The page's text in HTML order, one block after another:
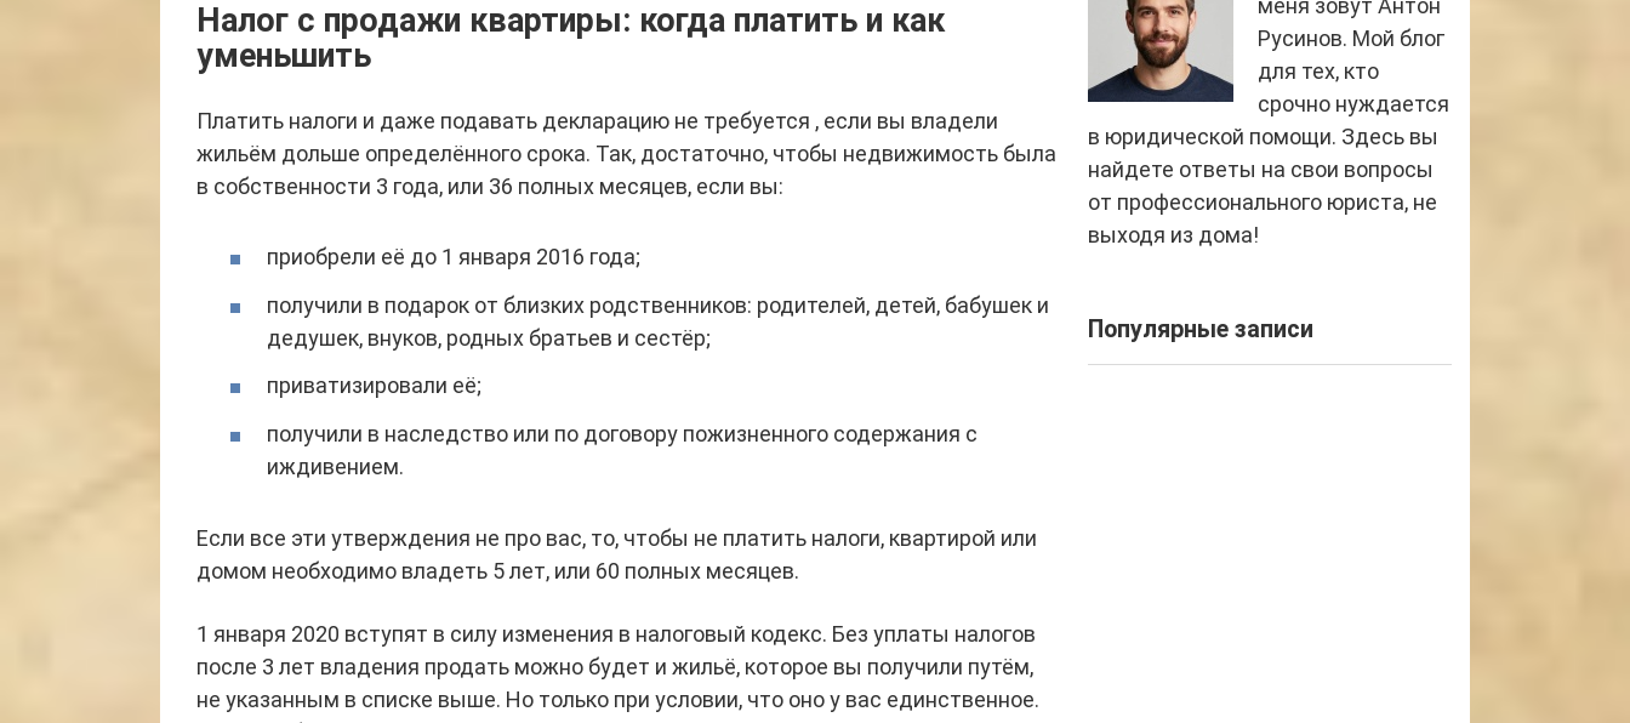
Налог с продажи квартиры: когда платить и как
уменьшить
Платить налоги и даже подавать декларацию не требуется , если вы владели
жильём дольше определённого срока. Так, достаточно, чтобы недвижимость была
в собственности 3 года, или 36 полных месяцев, если вы:
приобрели её до 1 января 2016 года;
получили в подарок от близких родственников: родителей, детей, бабушек и
дедушек, внуков, родных братьев и сестёр;
приватизировали её;
получили в наследство или по договору пожизненного содержания с
иждивением.
Если все эти утверждения не про вас, то, чтобы не платить налоги, квартирой или
домом необходимо владеть 5 лет, или 60 полных месяцев.
1 января 2020 вступят в силу изменения в налоговый кодекс. Без уплаты налогов
после 3 лет владения продать можно будет и жильё, которое вы получили путём,
не указанным в списке выше. Но только при условии, что оно у вас единственное.
меня зовут Антон
Русинов. Мой блог
для тех, кто
срочно нуждается
в юридической помощи. Здесь вы
найдете ответы на свои вопросы
от профессионального юриста, не
выходя из дома!
Популярные записи